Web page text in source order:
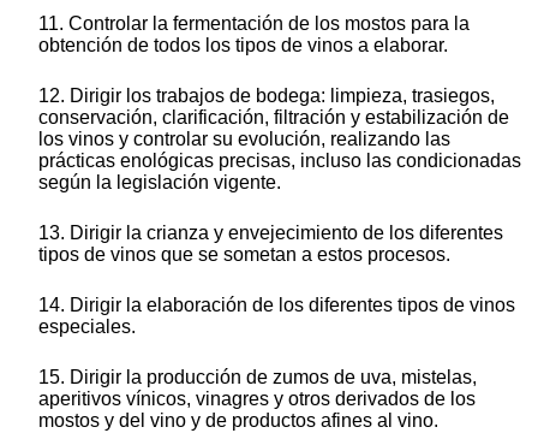
11. Controlar la fermentación de los mostos para la
obtención de todos los tipos de vinos a elaborar.
12. Dirigir los trabajos de bodega: limpieza, trasiegos,
conservación, clarificación, filtración y estabilización de
los vinos y controlar su evolución, realizando las
prácticas enológicas precisas, incluso las condicionadas
según la legislación vigente.
13. Dirigir la crianza y envejecimiento de los diferentes
tipos de vinos que se sometan a estos procesos.
14. Dirigir la elaboración de los diferentes tipos de vinos
especiales.
15. Dirigir la producción de zumos de uva, mistelas,
aperitivos vínicos, vinagres y otros derivados de los
mostos y del vino y de productos afines al vino.